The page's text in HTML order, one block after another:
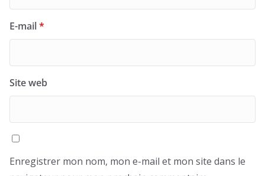
E-mail*
Site web
Enregistrer mon nom, mon e-mail et mon site dans le